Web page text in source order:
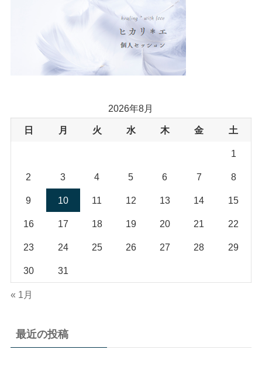
(18)
2026年8月
日 月 火 水 木 金 土
1
2 3 4 5 6 7 8
9 10 11 12 13 14 15
16 17 18 19 20 21 22
23 24 25 26 27 28 29
30 31
« 1月
最近の投稿